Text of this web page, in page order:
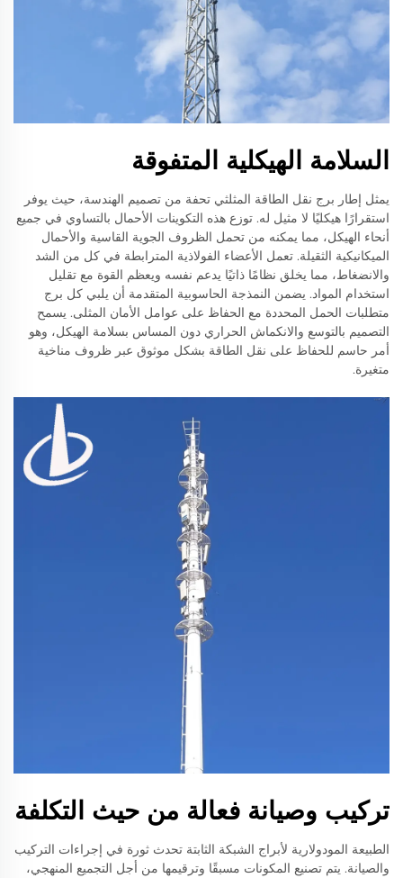
السلامة الهيكلية المتفوقة
يمثل إطار برج نقل الطاقة المثلثي تحفة من تصميم الهندسة، حيث يوفر
استقرارًا هيكليًا لا مثيل له. توزع هذه التكوينات الأحمال بالتساوي في جميع
أنحاء الهيكل، مما يمكنه من تحمل الظروف الجوية القاسية والأحمال
الميكانيكية الثقيلة. تعمل الأعضاء الفولاذية المترابطة في كل من الشد
والانضغاط، مما يخلق نظامًا ذاتيًا يدعم نفسه ويعظم القوة مع تقليل
استخدام المواد. يضمن النمذجة الحاسوبية المتقدمة أن يلبي كل برج
متطلبات الحمل المحددة مع الحفاظ على عوامل الأمان المثلى. يسمح
التصميم بالتوسع والانكماش الحراري دون المساس بسلامة الهيكل، وهو
أمر حاسم للحفاظ على نقل الطاقة بشكل موثوق عبر ظروف مناخية
متغيرة.
تركيب وصيانة فعالة من حيث التكلفة
الطبيعة المودولارية لأبراج الشبكة الثابتة تحدث ثورة في إجراءات التركيب
والصيانة. يتم تصنيع المكونات مسبقًا وترقيمها من أجل التجميع المنهجي،